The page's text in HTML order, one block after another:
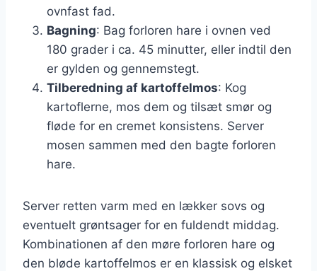
ovnfast fad.
Bagning: Bag forloren hare i ovnen ved
180 grader i ca. 45 minutter, eller indtil den
er gylden og gennemstegt.
Tilberedning af kartoffelmos: Kog
kartoflerne, mos dem og tilsæt smør og
fløde for en cremet konsistens. Server
mosen sammen med den bagte forloren
hare.
Server retten varm med en lækker sovs og
eventuelt grøntsager for en fuldendt middag.
Kombinationen af den møre forloren hare og
den bløde kartoffelmos er en klassisk og elsket